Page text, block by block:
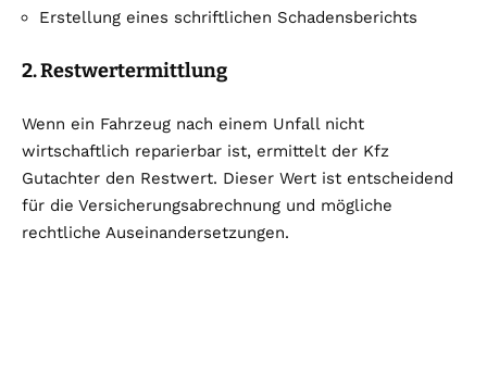
Erstellung eines schriftlichen Schadensberichts
2. Restwertermittlung
Wenn ein Fahrzeug nach einem Unfall nicht
wirtschaftlich reparierbar ist, ermittelt der Kfz
Gutachter den Restwert. Dieser Wert ist entscheidend
für die Versicherungsabrechnung und mögliche
rechtliche Auseinandersetzungen.